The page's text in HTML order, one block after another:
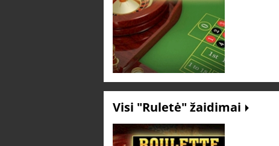
Visi "Ruletė" žaidimai